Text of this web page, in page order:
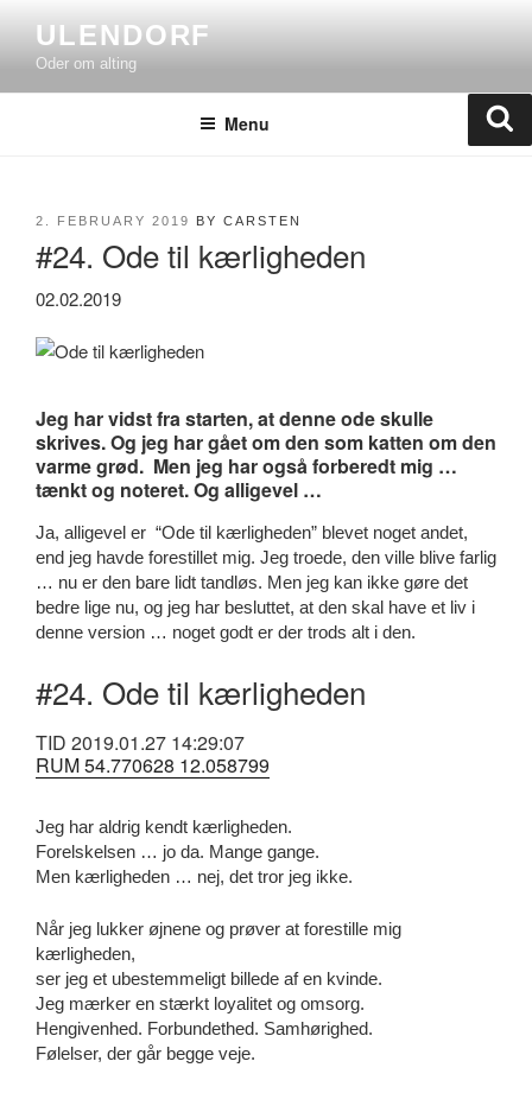
content
ULENDORF
Oder om alting
Menu
POSTED
2. FEBRUARY 2019 BY CARSTEN
#24. Ode til kærligheden
02.02.2019
Jeg har vidst fra starten, at denne ode skulle
skrives. Og jeg har gået om den som katten om den
varme grød. Men jeg har også forberedt mig …
tænkt og noteret. Og alligevel …
Ja, alligevel er “Ode til kærligheden” blevet noget andet,
end jeg havde forestillet mig. Jeg troede, den ville blive farlig
… nu er den bare lidt tandløs. Men jeg kan ikke gøre det
bedre lige nu, og jeg har besluttet, at den skal have et liv i
denne version … noget godt er der trods alt i den.
#24. Ode til kærligheden
TID 2019.01.27 14:29:07
RUM 54.770628 12.058799
Jeg har aldrig kendt kærligheden.
Forelskelsen … jo da. Mange gange.
Men kærligheden … nej, det tror jeg ikke.
Når jeg lukker øjnene og prøver at forestille mig
kærligheden,
ser jeg et ubestemmeligt billede af en kvinde.
Jeg mærker en stærkt loyalitet og omsorg.
Hengivenhed. Forbundethed. Samhørighed.
Følelser, der går begge veje.